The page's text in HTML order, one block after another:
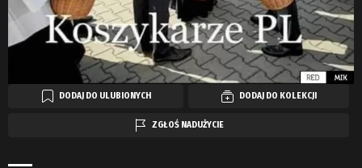
DODAJ DO ULUBIONYCH DODAJ DO KOLEKCJI
ZGŁOŚ NADUŻYCIE